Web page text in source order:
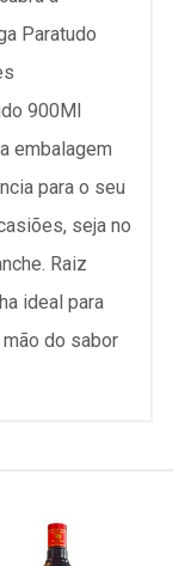
Paratudo
900Ml
embalagem
para o seu
seja no
Raiz
ideal para
do sabor